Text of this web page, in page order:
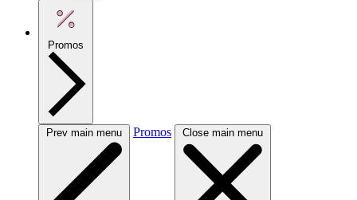
Promos
Prev main menu Promos Close main menu